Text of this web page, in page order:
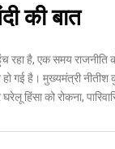
की बात
है, एक समय राजनीति
गई है। मुख्यमंत्री नीतीश
हिंसा को रोकना,